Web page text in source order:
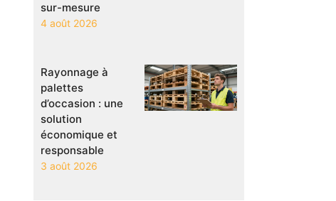
sur-mesure
4 août 2026
Rayonnage à
palettes
d’occasion : une
solution
économique et
responsable
3 août 2026